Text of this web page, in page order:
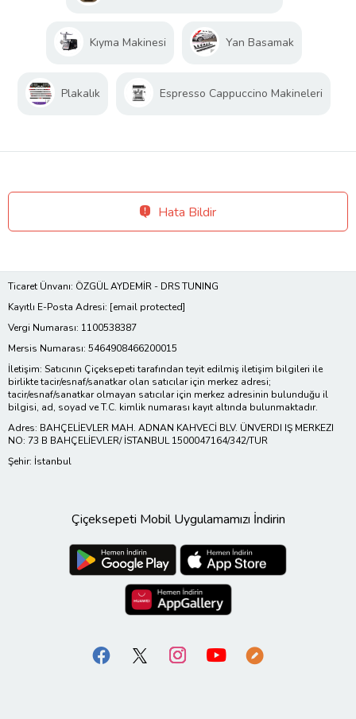
Kıyma Makinesi Yan Basamak
Plakalık Espresso Cappuccino Makineleri
Hata Bildir
Ticaret Ünvanı: ÖZGÜL AYDEMİR - DRS TUNING
Kayıtlı E-Posta Adresi: [email protected]
Vergi Numarası: 1100538387
Mersis Numarası: 5464908466200015
İletişim: Satıcının Çiçeksepeti tarafından teyit edilmiş iletişim bilgileri ile
birlikte tacir/esnaf/sanatkar olan satıcılar için merkez adresi;
tacir/esnaf/sanatkar olmayan satıcılar için merkez adresinin bulunduğu il
bilgisi, ad, soyad ve T.C. kimlik numarası kayıt altında bulunmaktadır.
Adres: BAHÇELİEVLER MAH. ADNAN KAHVECİ BLV. ÜNVERDI IŞ MERKEZI
NO: 73 B BAHÇELİEVLER/ İSTANBUL 1500047164/342/TUR
Şehir: İstanbul
Çiçeksepeti Mobil Uygulamamızı İndirin